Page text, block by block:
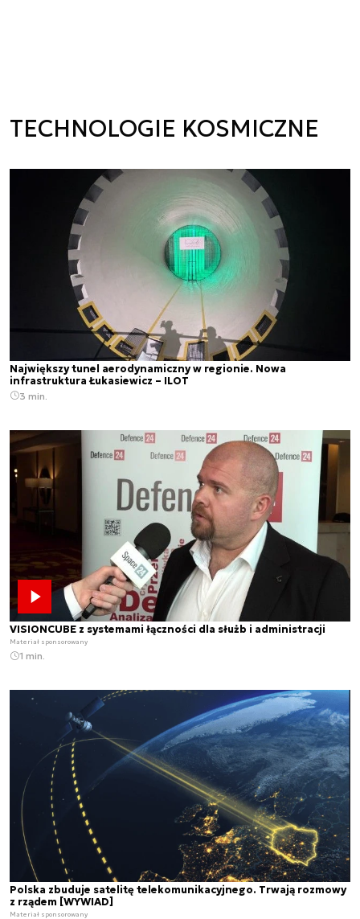
TECHNOLOGIE KOSMICZNE
Największy tunel aerodynamiczny w regionie. Nowa
infrastruktura Łukasiewicz – ILOT
3 min.
VISIONCUBE z systemami łączności dla służb i administracji
Materiał sponsorowany
1 min.
Polska zbuduje satelitę telekomunikacyjnego. Trwają rozmowy
z rządem [WYWIAD]
Materiał sponsorowany